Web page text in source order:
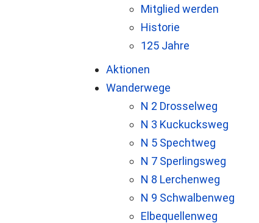
Mitglied werden
Historie
125 Jahre
Aktionen
Wanderwege
N 2 Drosselweg
N 3 Kuckucksweg
N 5 Spechtweg
N 7 Sperlingsweg
N 8 Lerchenweg
N 9 Schwalbenweg
Elbequellenweg